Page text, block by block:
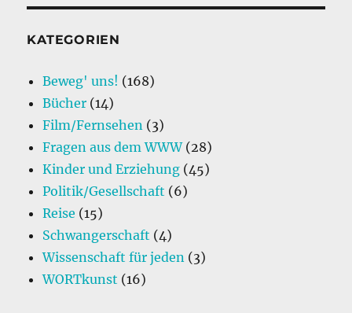
o
o
I
n
KATEGORIEN
Beweg' uns! (168)
Bücher (14)
Film/Fernsehen (3)
Fragen aus dem WWW(28)
Kinder und Erziehung (45)
Politik/Gesellschaft (6)
Reise (15)
Schwangerschaft (4)
Wissenschaft für jeden (3)
WORTkunst (16)